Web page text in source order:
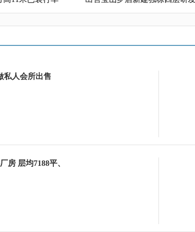
私人会所出售
房 层均7188平、